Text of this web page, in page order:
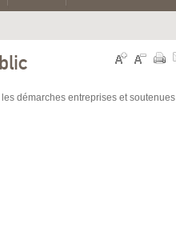
démarches entreprises et soutenues